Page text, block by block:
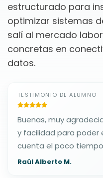
estructurado para
optimizar sistemas
salí al mercado
concretas en
datos.
TESTIMONIO DE ALUMNO
Buenas, muy
y facilidad para poder
cuenta el poco
aprovechaba los fines
Raúl Alberto M.